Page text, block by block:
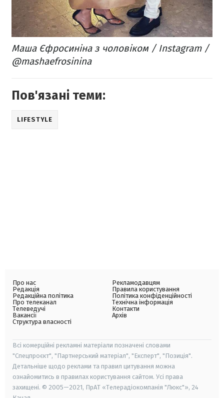
Маша Єфросиніна з чоловіком / Instagram /
@mashaefrosinina
Пов'язані теми:
LIFESTYLE
Про нас
Редакція
Редакційна політика
Про телеканал
Телеведучі
Вакансії
Структура власності
Рекламодавцям
Правила користування
Політика конфіденційності
Технічна інформація
Контакти
Архів
Всі комерційні рекламні матеріали позначені словами
"Спецпроєкт", "Партнерський матеріал", "Експерт", "Позиція".
Детальніше щодо реклами та правил цитування можна
ознайомитись в правилах користування сайтом. Усі права
захищені. © 2005—2021, ПрАТ «Телерадіокомпанія "Люкс"», 24